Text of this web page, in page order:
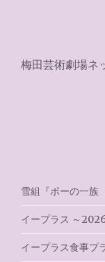
稿
シ
ョ
ン
梅田芸術劇場ネ
雪組『ポーの一族
イープラス ～
イープラス食事プ